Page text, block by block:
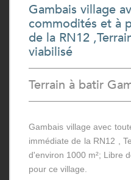
Gambais village
commodités et à
de la RN12
viabilisé
Terrain à batir
Gambais village avec
immédiate de la RN12 ,
d'environ 1000 m²; Libre
pour ce village.